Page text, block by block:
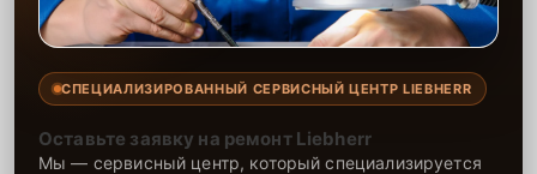
СПЕЦИАЛИЗИРОВАННЫЙ СЕРВИСНЫЙ ЦЕНТР LIEBHERR
Оставьте заявку на ремонт Liebherr
Мы — сервисный центр, который специализируется